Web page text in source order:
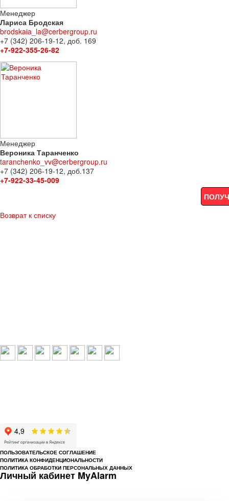
Менеджер
Лариса Бродская
brodskaia_la@cerbergroup.ru
+7 (342) 206-19-12, доб. 169
+7-922-355-26-82
Менеджер
Вероника Таранченко
taranchenko_vv@cerbergroup.ru
+7 (342) 206-19-12, доб.137
+7-922-33-45-009
Возврат к списку
ПОЛЬЗОВАТЕЛЬСКОЕ СОГЛАШЕНИЕ
ПОЛИТИКА КОНФИДЕНЦИОНАЛЬНОСТИ
ПОЛИТИКА ОБРАБОТКИ ПЕРСОНАЛЬНЫХ ДАННЫХ
Личный кабинет MyAlarm